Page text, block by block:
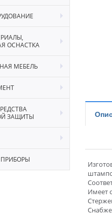
ОСНАСТКА
МЕБЕЛЬ
ЗАЩИТЫ
Имеет